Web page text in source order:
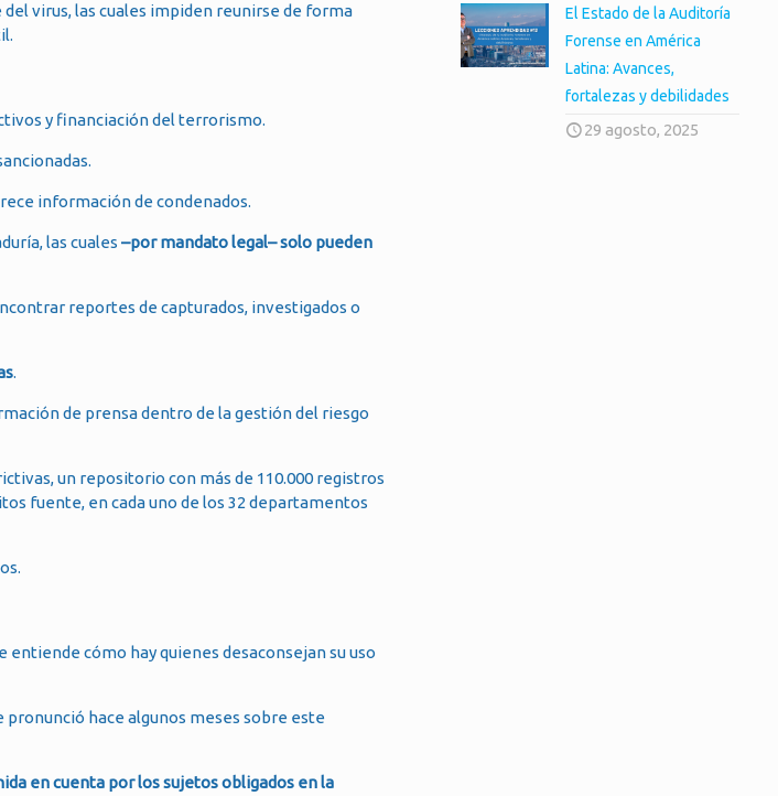
virus, las cuales impiden reunirse de forma
y financiación del terrorismo.
información de condenados.
las cuales –por mandato legal– solo pueden
reportes de capturados, investigados o
.
de prensa dentro de la gestión del riesgo
un repositorio con más de 110.000 registros
fuente, en cada uno de los 32 departamentos
entiende cómo hay quienes desaconsejan su uso
pronunció hace algunos meses sobre este
en cuenta por los sujetos obligados en la
El Estado de la Auditoría
Forense en América
Latina: Avances,
fortalezas y debilidades
29 agosto, 2025